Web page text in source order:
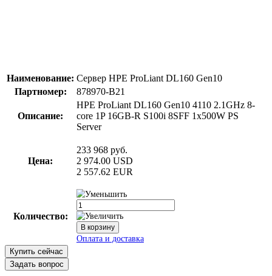
Наименование: Сервер HPE ProLiant DL160 Gen10
Партномер:
878970-B21
Описание:
HPE ProLiant DL160 Gen10 4110 2.1GHz 8-
core 1P 16GB-R S100i 8SFF 1x500W PS
Server
Цена:
233 968 руб.
2 974.00 USD
2 557.62 EUR
Количество:
Купить сейчас
Задать вопрос